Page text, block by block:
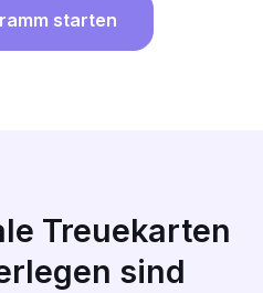
starten
Treuekarten
sind